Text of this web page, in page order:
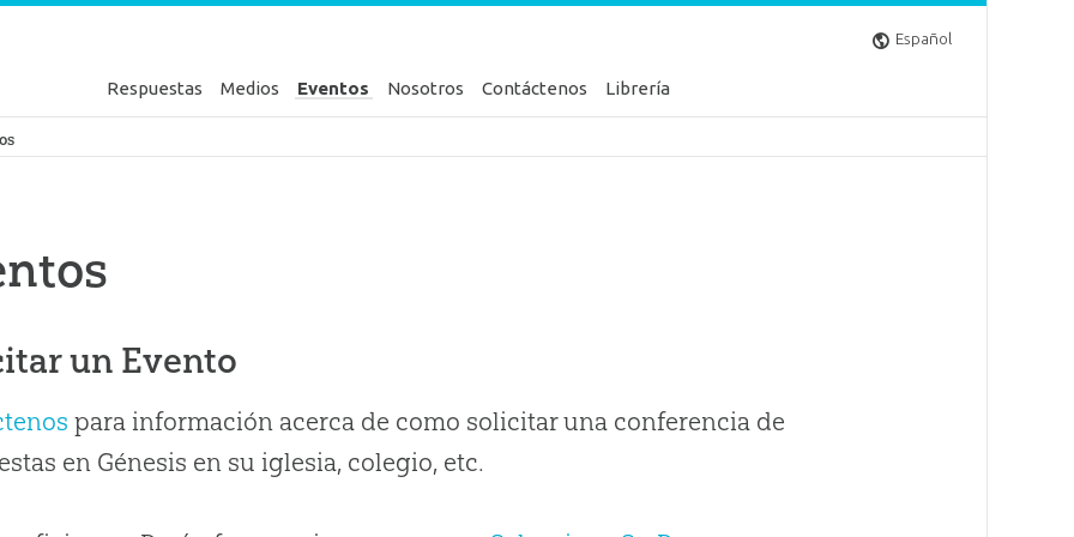
Español
Respuestas Medios Eventos Nosotros Contáctenos Librería
Génesis
un Evento
para información acerca de como solicitar una conferencia de
en Génesis en su iglesia, colegio, etc.